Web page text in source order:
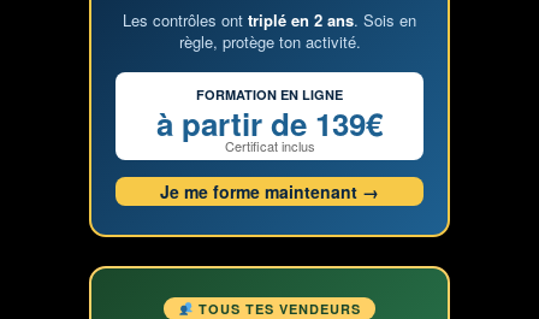
pour
Tous
Les contrôles ont triplé en 2 ans. Sois en
règle, protège ton activité.
FORMATION EN LIGNE
à partir de 139€
Certificat inclus
Je me forme maintenant →
TOUS TES VENDEURS